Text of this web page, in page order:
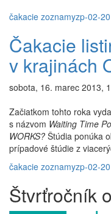
čakacie zoznamyzp-02-
Čakacie
v krajinách
sobota, 16. marec 2013,
Začiatkom tohto roka
s názvom Waiting Time
WORKS? Štúdia ponúka
prípadové štúdie z
čakacie zoznamyzp-02-
Štvrťročník